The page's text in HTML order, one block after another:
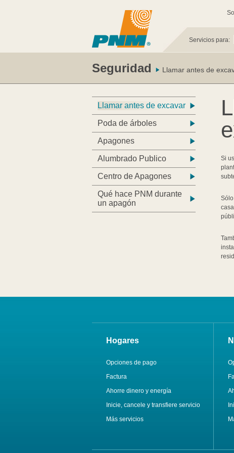
Servicios para:
Seguridad Llamar antes de
Llamar antes de excavar
Poda de árboles
Apagones
Alumbrado Publico
Centro de Apagones
Qué hace PNM durante
un apagón
Si
Hogares
Opciones de pago
Factura
Ahorre dinero y energía
Inicie, cancele y transfiere servicio
Más servicios